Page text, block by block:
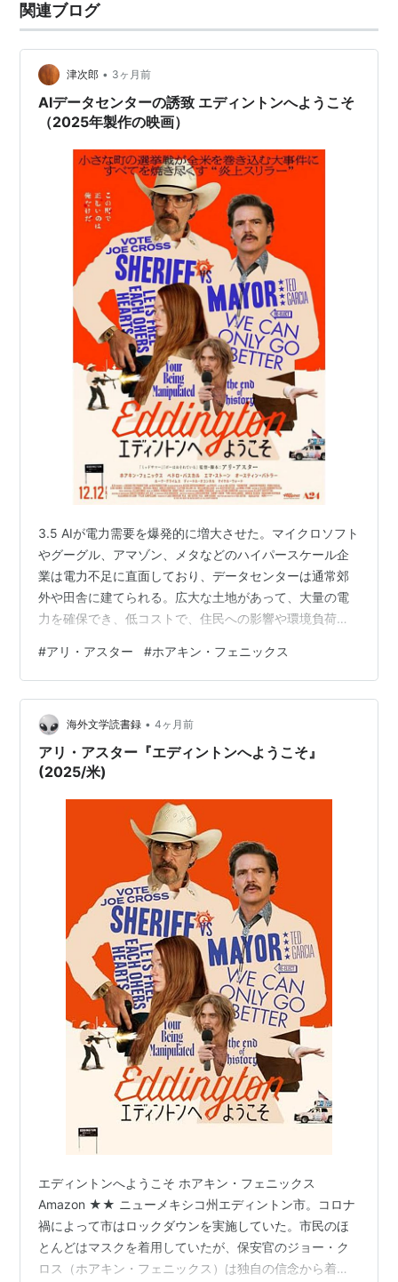
関連ブログ
津次郎 • 3ヶ月前
AIデータセンターの誘致 エディントンへようこそ
（2025年製作の映画）
3.5 AIが電力需要を爆発的に増大させた。マイクロソフト
やグーグル、アマゾン、メタなどのハイパースケール企
業は電力不足に直面しており、データセンターは通常郊
外や田舎に建てられる。広大な土地があって、大量の電
力を確保でき、低コストで、住民への影響や環境負荷を
背景にもデータセンターの誘致がある。ハイパースケー
ル企業のAIデータセンターは大量の電力を食う。GPUを
高速ネットワークで接続し並列計算させるGPUクラスタ
ーと、その冷却によって一都市規模もの電力が必要にな
るからだ。GPUクラスターというものの簡単な理解とし
ては「数年前AIで画像を生成できる…
#アリ・アスター #ホアキン・フェニックス
海外文学読書録 • 4ヶ月前
アリ・アスター『エディントンへようこそ』
(2025/米)
エディントンへようこそ ホアキン・フェニックス
Amazon ★★ ニューメキシコ州エディントン市。コロナ
禍によって市はロックダウンを実施していた。市民のほ
とんどはマスクを着用していたが、保安官のジョー・ク
ロス（ホアキン・フェニックス）は独自の信念から着け